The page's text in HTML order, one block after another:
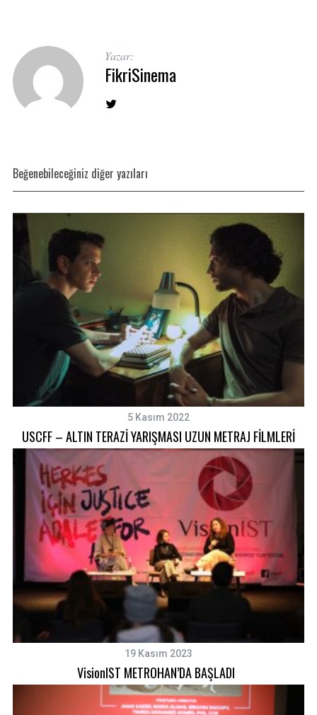
Yazar:
FikriSinema
Beğenebileceğiniz diğer yazıları
5 Kasım 2022
USCFF – ALTIN TERAZİ YARIŞMASI UZUN METRAJ FİLMLERİ
19 Kasım 2023
VisionIST METROHAN’DA BAŞLADI